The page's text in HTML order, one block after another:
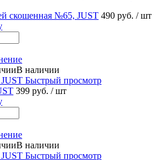
скошенная №65, JUST 490 руб. / шт
В наличии
Быстрый просмотр
399 руб. / шт
В наличии
Быстрый просмотр